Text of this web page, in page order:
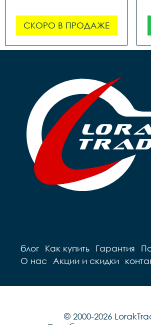
СКОРО В ПРОДАЖЕ
блог Как купить Гарантия
О нас
Акции и скидки
© 2000-2026